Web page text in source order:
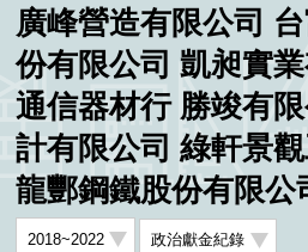
廣峰營造有限公司 台富水泥製品股份有限公
行 勝竣有限公司 沃克面設計有限公司 綠軒景
公司
廣峰營造有限公司
份有限公司 凱昶實
通信器材行 勝竣有
計有限公司 綠軒景
龍酆鋼鐵股份有限公